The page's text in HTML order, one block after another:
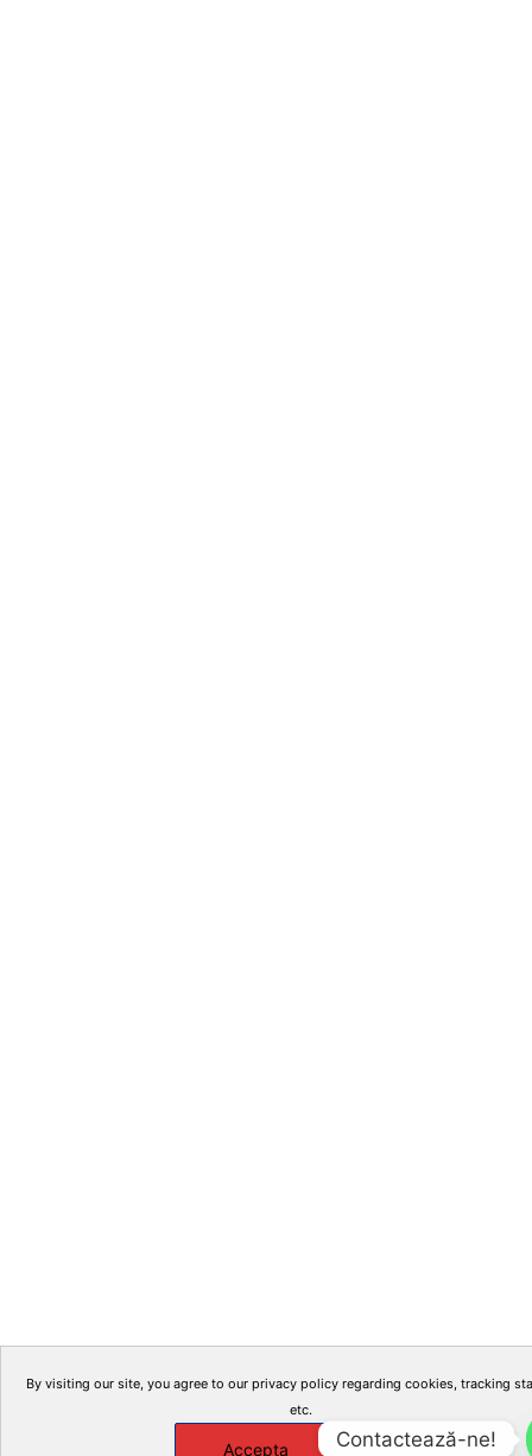
By visiting our site, you agree to our privacy policy regarding cookies, tracking
etc.
Accepta X
Contactează-ne!